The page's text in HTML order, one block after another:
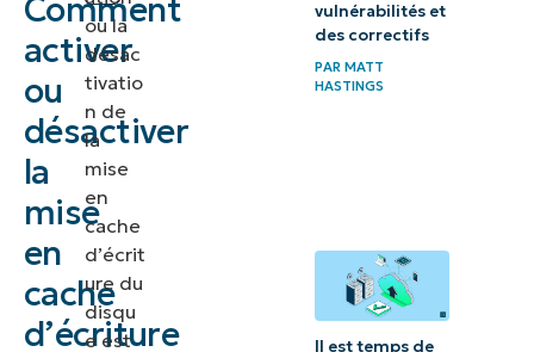
Comment
activer
ou
désactiver
la
mise
en
cache
d’écriture
préalables
méthodes
de gestion
de la mise
du disque
considérations
ou la
désac
tivatio
n de
la
mise
en
cache
d’écrit
ure du
disqu
e est
vulnérabilités et
des correctifs
PAR MATT
HASTINGS
Il est temps de